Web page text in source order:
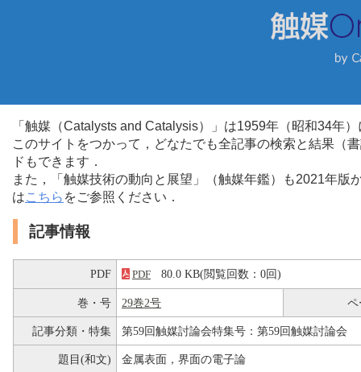
「触媒（Catalysts and Catalysis）」は1959年（昭和34年
このサイトをつかって，どなたでも全記事の検索と結果（
ドもできます．
また，「触媒技術の動向と展望」（触媒年鑑）も2021年
はこちら をご参照ください．
記事情報
PDF PDF 80.0 KB(閲覧回数：0回)
巻・号 29巻2号 ペ
記事分類・特集 第59回触媒討論会特集号：第59回触媒討論会
題目(和文) 金属表面，界面の電子論